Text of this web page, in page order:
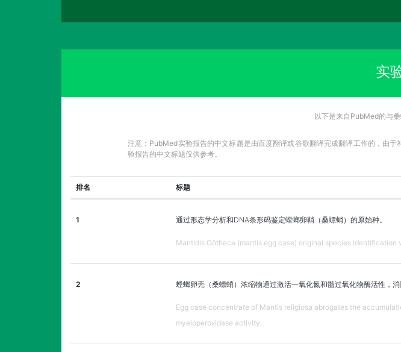
实
以下是来自PubMed的与
注意：PubMed实验报告的中文标题是由百度翻译或谷歌翻译完成翻译工作的，由
验报告的中文标题仅供参考。
排名 标题
1 通过形态学分析和DNA条形码鉴定螳螂卵鞘（桑螵蛸）的原始种。
Mantidis Oötheca (mantis egg case) original species identification
2 螳螂卵壳（桑螵蛸）浓缩物通过激活一氧化氮和髓过氧化物酶活性，
Egg case concentrate of Mantis religiosa abrogates the
myeloperoxidase activity.